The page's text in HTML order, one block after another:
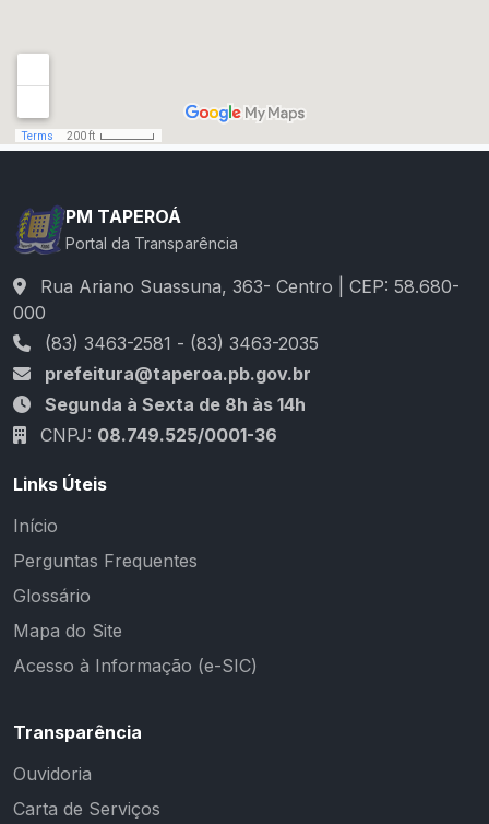
PM TAPEROÁ
Portal da Transparência
Rua Ariano Suassuna, 363- Centro | CEP: 58.680-
000
(83) 3463-2581 - (83) 3463-2035
prefeitura@taperoa.pb.gov.br
Segunda à Sexta de 8h às 14h
CNPJ: 08.749.525/0001-36
Links Úteis
Início
Perguntas Frequentes
Glossário
Mapa do Site
Acesso à Informação (e-SIC)
Transparência
Ouvidoria
Carta de Serviços